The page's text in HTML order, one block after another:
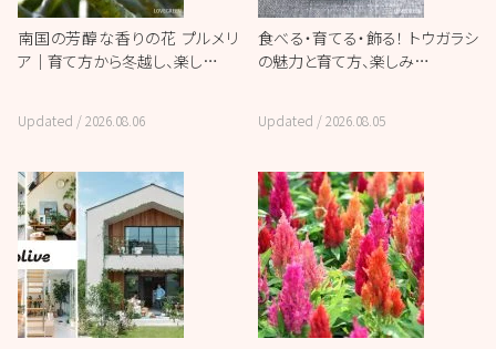
南国の芳醇な香りの花 プルメリ
ア｜育て方から冬越し、楽し…
Updated /2026.08.06
食べる・育てる・飾る！ トウガラシ
の魅力と育て方、楽しみ…
Updated /2026.08.05